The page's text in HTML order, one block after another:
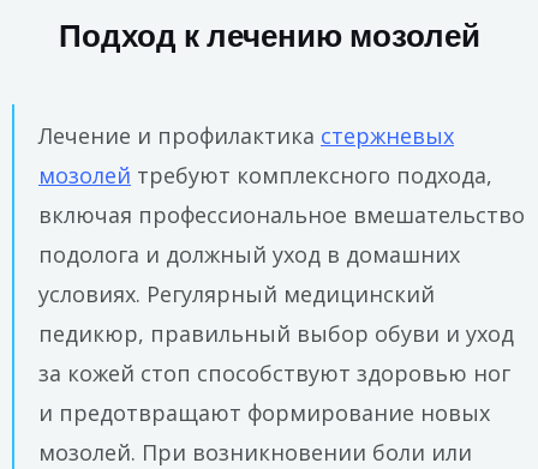
Подход к лечению мозолей
Лечение и профилактика стержневых
мозолей требуют комплексного подхода,
включая профессиональное вмешательство
подолога и должный уход в домашних
условиях. Регулярный медицинский
педикюр, правильный выбор обуви и уход
за кожей стоп способствуют здоровью ног
и предотвращают формирование новых
мозолей. При возникновении боли или